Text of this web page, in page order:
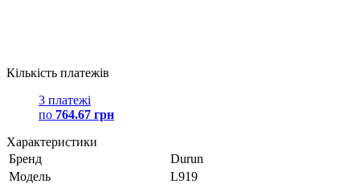
Кількість платежів
3 платежі
по 764.67 грн
Характеристики
Бренд
Durun
Модель
L919